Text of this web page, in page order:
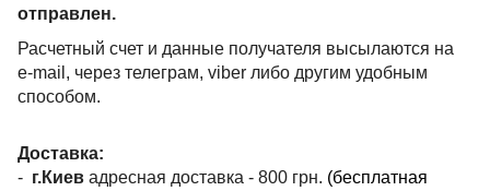
отправлен.
Расчетный счет и данные получателя высылаются на
e-mail, через телеграм, viber либо другим удобным
способом.
Доставка:
- г.Киев адресная доставка - 800 грн. (бесплатная